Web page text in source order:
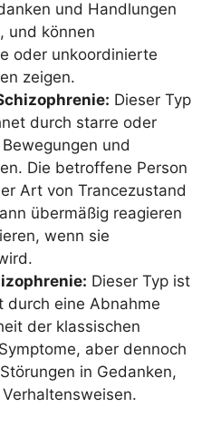
und Handlungen
und können
oder unkoordinierte
zeigen.
Dieser Typ
durch starre oder
und
Die betroffene Person
Art von Trancezustand
übermäßig reagieren
wenn sie
Dieser Typ ist
durch eine Abnahme
der klassischen
aber dennoch
in Gedanken,